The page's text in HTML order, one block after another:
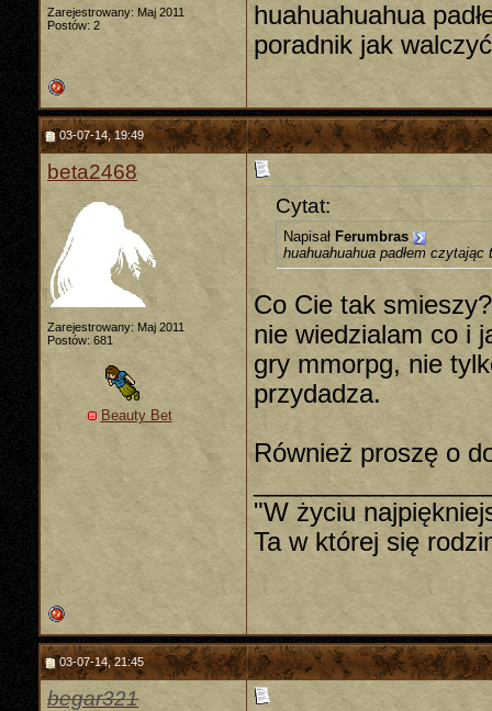
Zarejestrowany: Maj 2011
Postów: 2
huahuahuahua
poradnik jak
03-07-14, 19:49
beta2468
Zarejestrowany: Maj 2011
Postów: 681
Beauty Bet
Cytat:
Napisał Ferumbras
huahuahuahua padłem
Co Cie tak
nie wiedzialam co i
gry mmorpg, nie
przydadza.
Również proszę o
"W życiu
Ta w której się
03-07-14, 21:45
begar321